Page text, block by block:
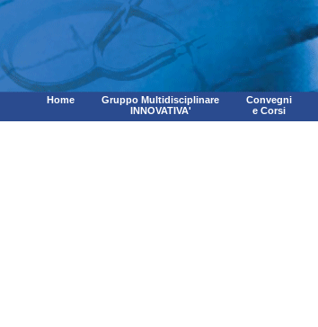
Home
Gruppo Multidisciplinare
INNOVATIVA'
Convegni
e Corsi